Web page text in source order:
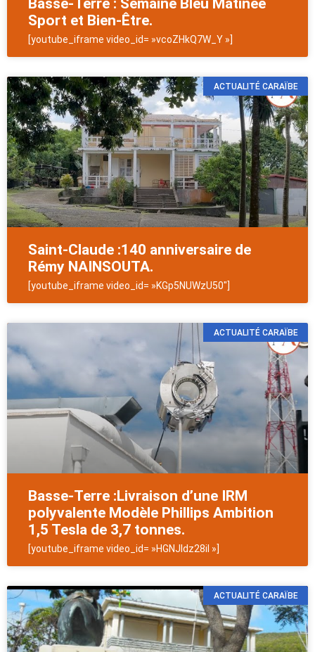
Basse-Terre : Semaine Bleu Matinée
Sport et Bien-Être.
[youtube_iframe video_id= »vcoZHkQ7W_Y »]
ACTUALITÉ CARAÏBE
Saint-Claude :140 anniversaire de
Rémy NAINSOUTA.
[youtube_iframe video_id= »KGp5NUWzU50″]
ACTUALITÉ CARAÏBE
Basse-Terre :Livraison d’une IRM
polyvalente Modèle Phillips Ambition
1,5 Tesla de 3,7 tonnes.
[youtube_iframe video_id= »HGNJldz28iI »]
ACTUALITÉ CARAÏBE